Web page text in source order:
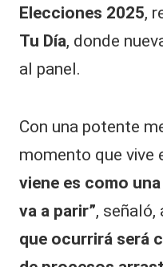
Elecciones 2025,
Tu Día, donde
al panel.
Con una potente
momento que vive
viene es como una
va a parir”, señaló,
que ocurrirá será